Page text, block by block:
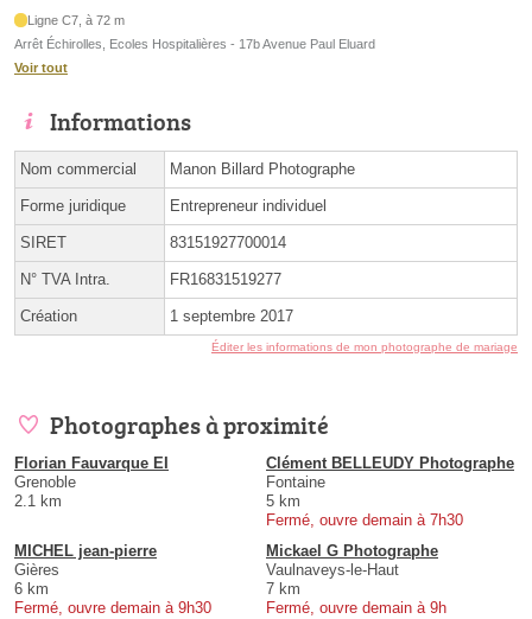
Ligne C7, à 72 m
Arrêt Échirolles, Ecoles Hospitalières - 17b Avenue Paul Eluard
Voir tout
Informations
Nom commercial Manon Billard Photographe
Forme juridique Entrepreneur individuel
SIRET 83151927700014
N° TVA Intra. FR16831519277
Création 1 septembre 2017
Éditer les informations de mon photographe de mariage
Photographes à proximité
Florian Fauvarque EI
Grenoble
2.1 km
Clément BELLEUDY Photographe
Fontaine
5 km
Fermé, ouvre demain à 7h30
MICHEL jean-pierre
Gières
6 km
Fermé, ouvre demain à 9h30
Mickael G Photographe
Vaulnaveys-le-Haut
7 km
Fermé, ouvre demain à 9h